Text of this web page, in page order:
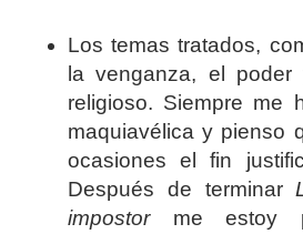
Los temas tratados,
la venganza, el poder
religioso. Siempre me
maquiavélica y pienso
ocasiones el fin
Después de terminar
impostorme estoy